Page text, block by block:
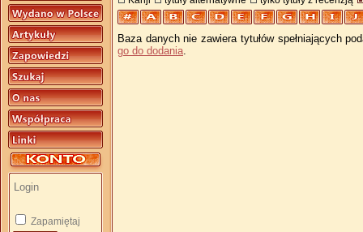
Zapamiętaj
Baza danych nie zawiera tytułów spełniających
go do dodania.